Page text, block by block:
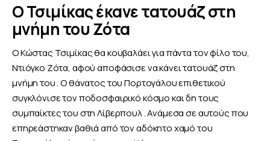
Ο Τσιμίκας έκανε τατουάζ στη
μνήμη του Ζότα
Ο Κώστας Τσιμίκας θα κουβαλάει για πάντα τον φίλο του,
Ντιόγκο Ζότα, αφού αποφάσισε να κάνει τατουάζ στη
μνήμη του . Ο θάνατος του Πορτογάλου επιθετικού
συγκλόνισε τον ποδοσφαιρικό κόσμο και δη τους
συμπαίκτες του στη Λίβερπουλ . Ανάμεσα σε αυτούς που
επηρεάστηκαν βαθιά από τον αδόκητο χαμό του